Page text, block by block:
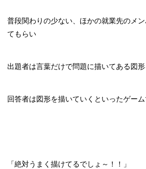
普段関わりの少ない、ほかの就業先のメ
てもらい
出題者は言葉だけで問題に描いてある図
回答者は図形を描いていくといったゲーム
「絶対うまく描けてるでしょ～！！」